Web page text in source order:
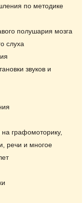
по методике
полушария мозга
слуха
звуков и
графомоторику,
речи и многое